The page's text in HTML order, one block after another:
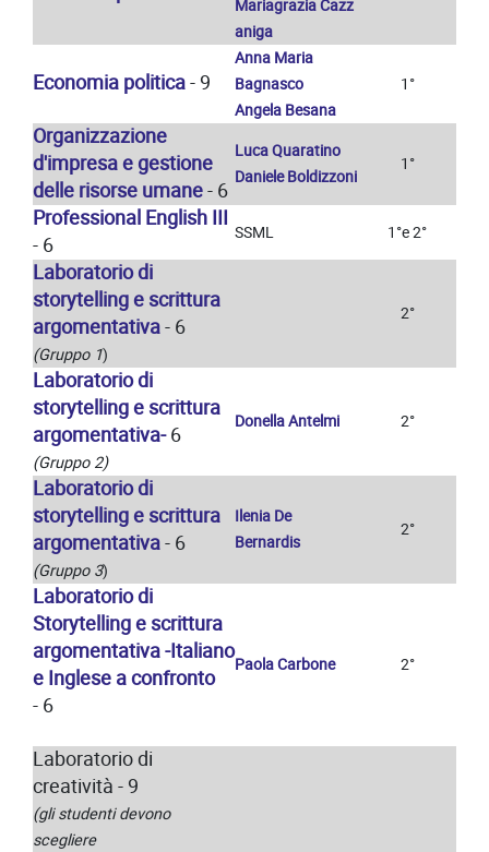
Mariagrazia Cazz
aniga
Economia politica- 9
Anna Maria
Bagnasco
Angela Besana
1°
Organizzazione
d'impresa e gestione
delle risorse umane- 6
Luca Quaratino
Daniele Boldizzoni
1°
Professional English III
- 6
SSML 1°e 2°
Laboratorio di
storytelling e scrittura
argomentativa- 6
(Gruppo 1)
2°
Laboratorio di
storytelling e scrittura
argomentativa-6
(Gruppo 2)
Donella Antelmi 2°
Laboratorio di
storytelling e scrittura
argomentativa- 6
(Gruppo 3)
Ilenia De
Bernardis
2°
Laboratorio di
Storytelling e scrittura
argomentativa -Italiano
e Inglese a confronto
- 6
Paola Carbone 2°
Laboratorio di
creatività - 9
(gli studenti devono
scegliere